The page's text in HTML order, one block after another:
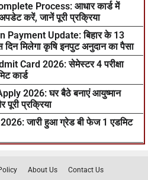
Process: आधार कार्ड में
करें, जानें पूरी प्रक्रिया
Payment Update: बिहार के 13
मिलेगा कृषि इनपुट अनुदान का पैसा
Card 2026: सेमेस्टर 4 परीक्षा
कार्ड
2026: घर बैठे बनाएं आयुष्मान
पूरी प्रक्रिया
जारी हुआ ग्रेड बी फेज 1 एडमिट
About Us Contact Us